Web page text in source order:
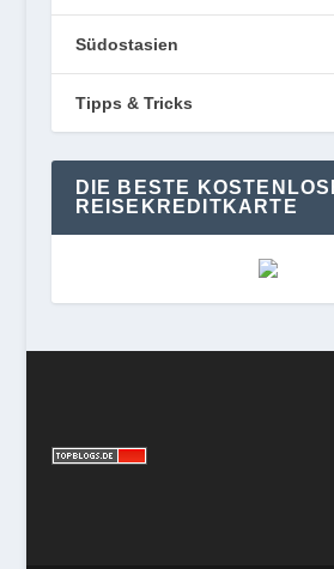
Südostasien
Tipps & Tricks
DIE BESTE
REISEKREDITKARTE